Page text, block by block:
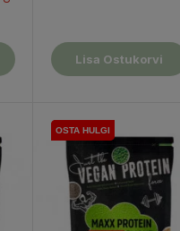
Lisa Ostukorvi
OSTA HULGI
OSTA HULGI